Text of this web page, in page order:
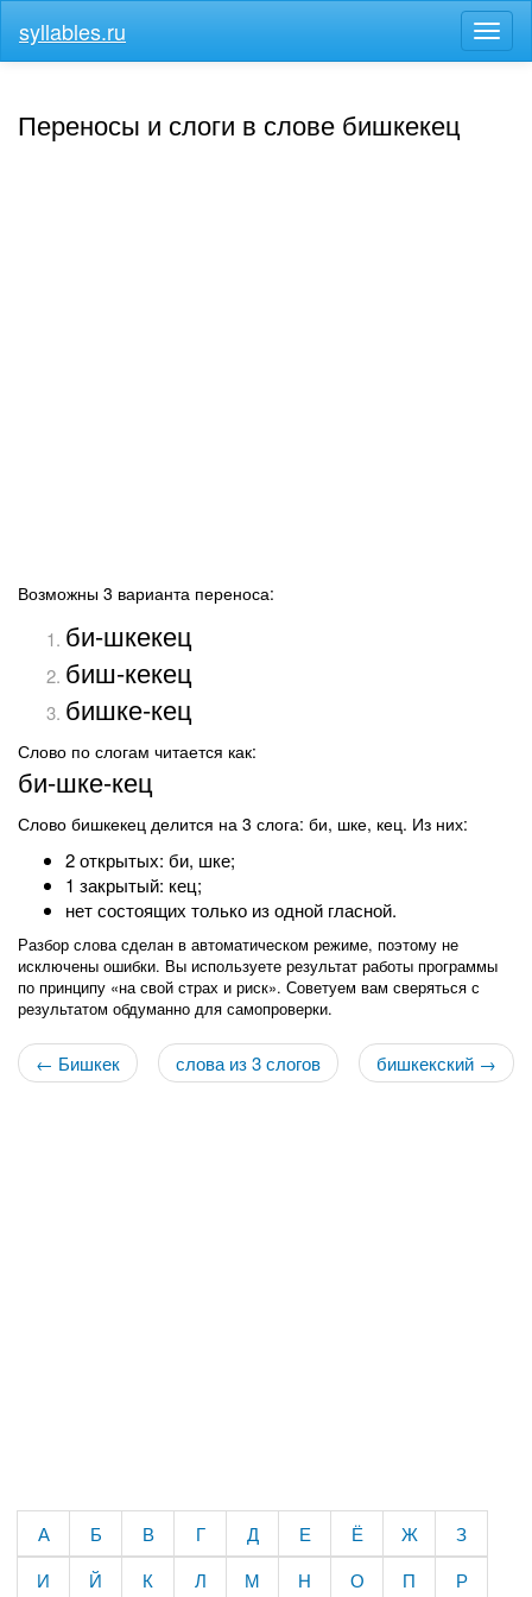
меню
syllables.ru
Переносы и слоги в слове бишкекец
Возможны 3 варианта переноса:
би-шкекец
биш-кекец
бишке-кец
Слово по слогам читается как:
би-шке-кец
Слово бишкекец делится на 3 слога: би, шке, кец. Из них:
2 открытых: би, шке;
1 закрытый: кец;
нет состоящих только из одной гласной.
Разбор слова сделан в автоматическом режиме, поэтому не
исключены ошибки. Вы используете результат работы программы
по принципу «на свой страх и риск». Советуем вам сверяться с
результатом обдуманно для самопроверки.
← Бишкек бишкекский →
слова из 3 слогов
А Б В Г Д Е Ё Ж
З
И
Й К Л М Н О П Р